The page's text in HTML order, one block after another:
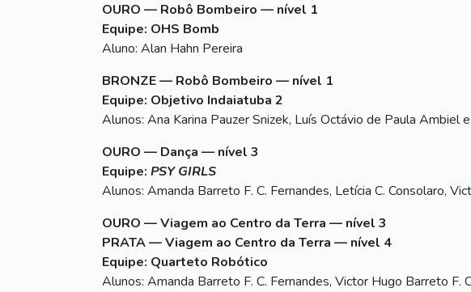
OURO — Robô Bombeiro — nível 1
Equipe: OHS Bomb
Aluno: Alan Hahn Pereira
BRONZE— Robô Bombeiro — nível 1
Equipe: Objetivo Indaiatuba 2
Alunos: Ana Karina Pauzer Snizek, Luís Octávio de Paula Ambiel
OURO — Dança — nível 3
Equipe: PSY GIRLS
Alunos: Amanda Barreto F. C. Fernandes, Letícia C. Consolaro,
OURO — Viagem ao Centro da Terra — nível 3
PRATA — Viagem ao Centro da Terra — nível 4
Equipe: Quarteto Robótico
Alunos: Amanda Barreto F. C. Fernandes, Victor Hugo Barreto